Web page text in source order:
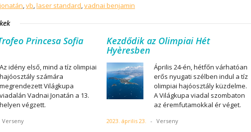
vb laser standard vadnai benjamin
Princesa Sofia
Az idény első, mind a tíz olimpiai
hajóosztály számára
megrendezett Világkupa
viadalán Vadnai Jonatán a 13.
helyen végzett.
Verseny
Kezdődik az Olimpiai Hét
Hyèresben
Április 24-én, hétfőn várhatóan
erős nyugati szélben indul a tíz
olimpiai hajóosztály küzdelme.
A Világkupa viadal szombaton
az éremfutamokkal ér véget.
2023. április 23. - Verseny